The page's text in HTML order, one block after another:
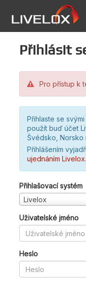
Přihlásit
Pro přístup k
Přihlaste se
použít buď účet
Švédsko, Norsko
Přihlášením
ujednáním Livelox.
Přihlašovací systém
Livelox
Uživatelské jméno
Heslo